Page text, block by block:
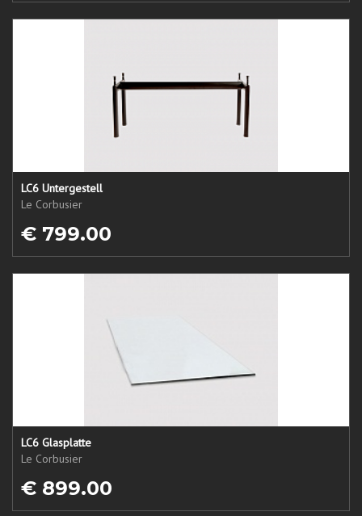
LC6 Untergestell
Le Corbusier
€ 799.00
LC6 Glasplatte
Le Corbusier
€ 899.00